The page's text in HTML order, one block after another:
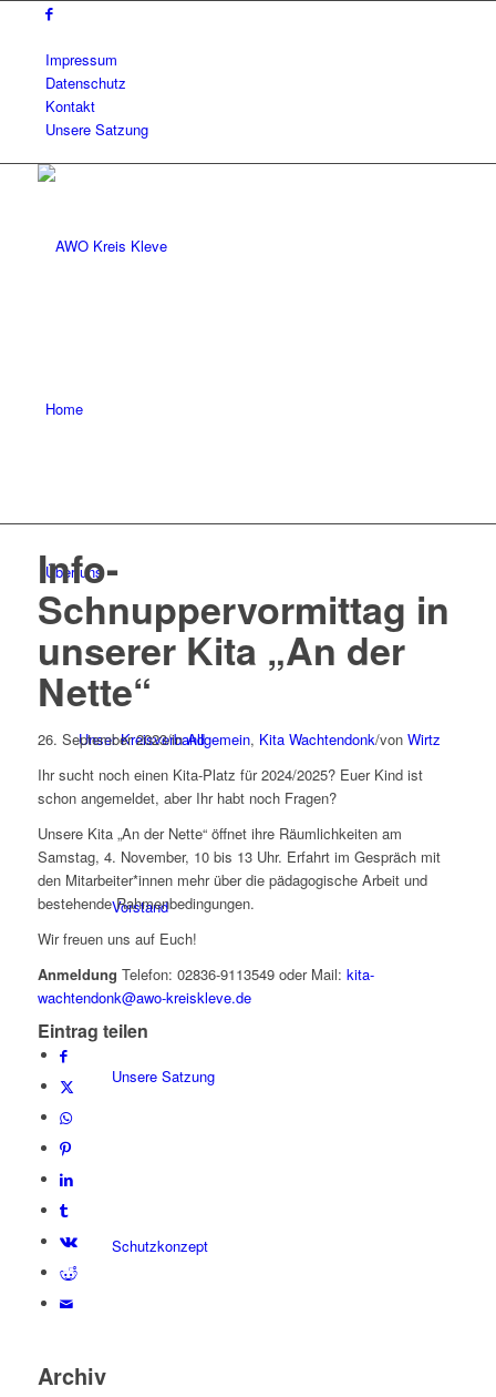
Impressum
Datenschutz
Kontakt
Unsere Satzung
Home
Über uns
Unser Kreisverband
Vorstand
Unsere Satzung
Schutzkonzept
Info-
Schnuppervormittag in
unserer Kita „An der
Nette“
26. September 2023/inAllgemein, Kita Wachtendonk/von Wirtz
Ihr sucht noch einen Kita-Platz für 2024/2025? Euer Kind ist
schon angemeldet, aber Ihr habt noch Fragen?
Unsere Kita „An der Nette“ öffnet ihre Räumlichkeiten am
Samstag, 4. November, 10 bis 13 Uhr. Erfahrt im Gespräch mit
den Mitarbeiter*innen mehr über die pädagogische Arbeit und
bestehende Rahmenbedingungen.
Wir freuen uns auf Euch!
Anmeldung Telefon: 02836-9113549 oder Mail: kita-
wachtendonk@awo-kreiskleve.de
Eintrag teilen
Archiv